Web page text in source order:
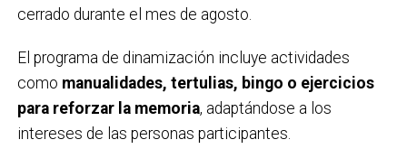
cerrado durante el mes de agosto.
El programa de dinamización incluye actividades
como manualidades, tertulias, bingo o ejercicios
para reforzar la memoria, adaptándose a los
intereses de las personas participantes.